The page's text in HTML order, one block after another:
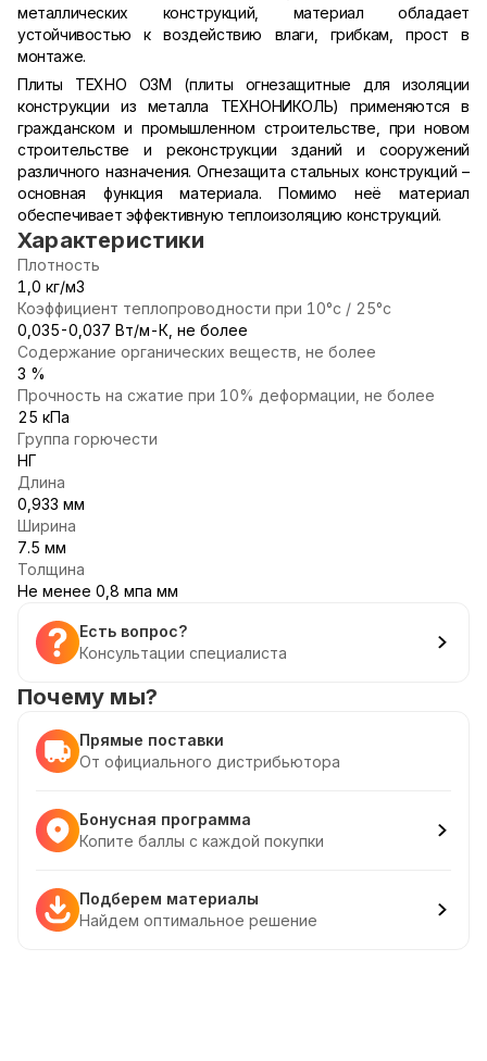
металлических конструкций, материал обладает
устойчивостью к воздействию влаги, грибкам, прост в
монтаже.
Плиты ТЕХНО ОЗМ (плиты огнезащитные для изоляции
конструкции из металла ТЕХНОНИКОЛЬ) применяются в
гражданском и промышленном строительстве, при новом
строительстве и реконструкции зданий и сооружений
различного назначения. Огнезащита стальных конструкций –
основная функция материала. Помимо неё материал
обеспечивает эффективную теплоизоляцию конструкций.
Характеристики
Плотность
1,0 кг/м3
Коэффициент теплопроводности при 10°с / 25°с
0,035-0,037 Вт/м-К, не более
Содержание органических веществ, не более
3 %
Прочность на сжатие при 10% деформации, не более
25 кПа
Группа горючести
НГ
Длина
0,933 мм
Ширина
7.5 мм
Толщина
Не менее 0,8 мпа мм
Есть вопрос?
Консультации специалиста
Почему мы?
Прямые поставки
От официального дистрибьютора
Бонусная программа
Копите баллы с каждой покупки
Подберем материалы
Найдем оптимальное решение